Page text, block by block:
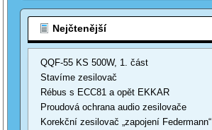
Nejčtenější
QQF-55 KS 500W, 1. část
Stavíme zesilovač
Rébus s ECC81 a opět EKKAR
Proudová ochrana audio zesilovače
Korekční zesilovač „zapojení Federmann“